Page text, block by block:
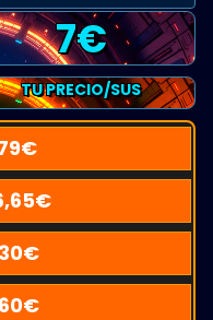
7€
TU PRECIO/SUS
€
€
€
€